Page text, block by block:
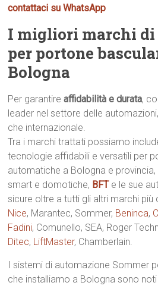
contattaci su WhatsApp
I migliori marchi di
per portone
Bologna
Per garantireaffidabilità e durata,
leader nel settore delle
che internazionale.
Tra i marchi trattati possiamo
tecnologie affidabili e versatili per
automatiche a Bologna e provincia,
smart e domotiche, BFT e le sue
sicure oltre a tutti gli altri marchi più
Nice, Marantec, Sommer, Beninca,
Fadini, Comunello, SEA, Roger
Ditec, LiftMaster, Chamberlain.
I sistemi di automazione Sommer
che installiamo a Bologna sono noti